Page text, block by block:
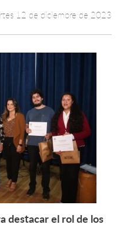
12 de diciembre de 2023
Leer más +
destacar el rol de los